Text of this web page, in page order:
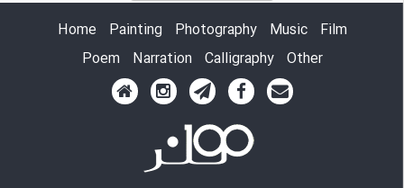
Home
Painting Photography Music
Film
Poem
Narration Calligraphy Other